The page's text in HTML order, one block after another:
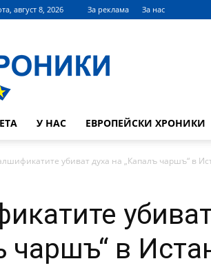
август 8, 2026 За реклама За нас
У НАС ЕВРОПЕЙСКИ ХРОНИКИ
убиват духа на „Капалъ чаршъ“ в
чаршъ“ в